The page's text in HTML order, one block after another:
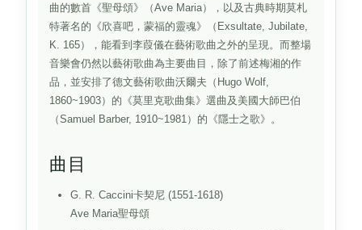
曲的數首《聖母頌》（Ave Maria），以及古典時期莫札
特著名的《欣喜吧，蒙福的靈魂》（Exsultate, Jubilate,
K. 165），能看到李葭儀在藝術歌曲之外的呈現。而整場
音樂會仍然以藝術歌曲為主要曲目，除了前述梅湘的作
品，並安排了德文藝術歌曲沃爾夫（Hugo Wolf,
1860~1903）的《莫里克歌曲集》選曲及美國大師巴伯
（Samuel Barber, 1910~1981）的《隱士之歌》。
曲目
G. R. Caccini卡契尼 (1551-1618)
Ave Maria聖母頌